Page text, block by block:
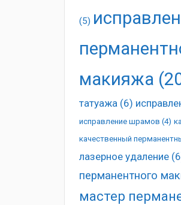
(5)
макияжа
татуажа(6)
исправление шрамов (4)
качественный
лазерное удаление
перманентного
мастер